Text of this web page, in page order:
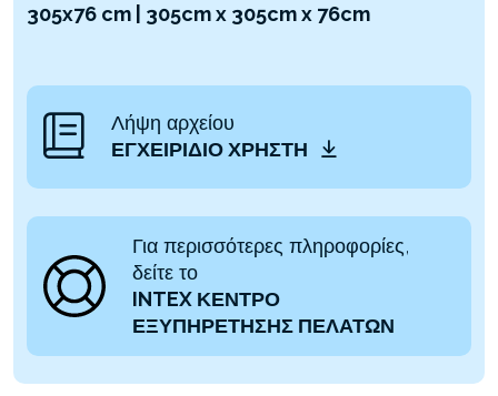
305x76 cm | 305cm x 305cm x 76cm
Λήψη αρχείου
ΕΓΧΕΙΡΊΔΙΟ ΧΡΉΣΤΗ
Για περισσότερες πληροφορίες,
δείτε το
INTEX ΚΕΝΤΡΟ
ΕΞΥΠΗΡΕΤΗΣΗΣ ΠΕΛΑΤΩΝ